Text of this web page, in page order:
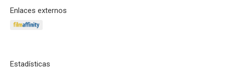
Enlaces externos
Estadísticas